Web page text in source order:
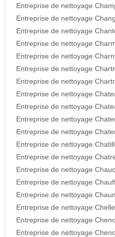
Entreprise de nettoyage
Entreprise de nettoyage
Entreprise de nettoyage
Entreprise de nettoyage
Entreprise de nettoyage
Entreprise de nettoyage
Entreprise de nettoyage
Entreprise de nettoyage
Entreprise de nettoyage
Entreprise de nettoyage
Entreprise de nettoyage
Entreprise de nettoyage
Entreprise de nettoyage
Entreprise de nettoyage
Entreprise de nettoyage
Entreprise de nettoyage
Entreprise de nettoyage
Entreprise de nettoyage
Entreprise de nettoyage